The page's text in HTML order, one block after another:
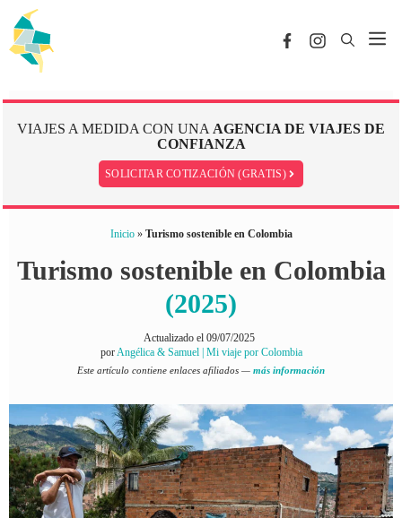
contenido
VIAJES A MEDIDA CON UNA AGENCIA DE VIAJES DE
CONFIANZA
SOLICITAR COTIZACIÓN (GRATIS)
Inicio» Turismo sostenible en Colombia
Turismo sostenible en Colombia
(2025)
Actualizado el 09/07/2025
porAngélica & Samuel | Mi viaje por Colombia
Este artículo contiene enlaces afiliados — más información